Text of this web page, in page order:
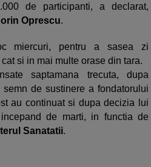
de participanti, a declarat,
Oprescu.
miercuri, pentru a sasea zi
si in mai multe orase din tara.
saptamana trecuta, dupa
de sustinere a fondatorului
au continuat si dupa decizia lui
de marti, in functia de
Sanatatii.